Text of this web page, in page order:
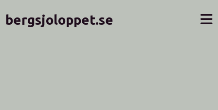
bergsjoloppet.se